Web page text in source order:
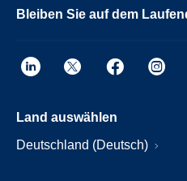
Bleiben Sie auf dem
Land auswählen
Deutschland (Deutsch)